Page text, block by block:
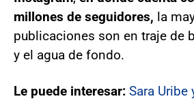
millones de seguidores, la
publicaciones son en traje de
y el agua de fondo.
Le puede interesar: Sara Uribe